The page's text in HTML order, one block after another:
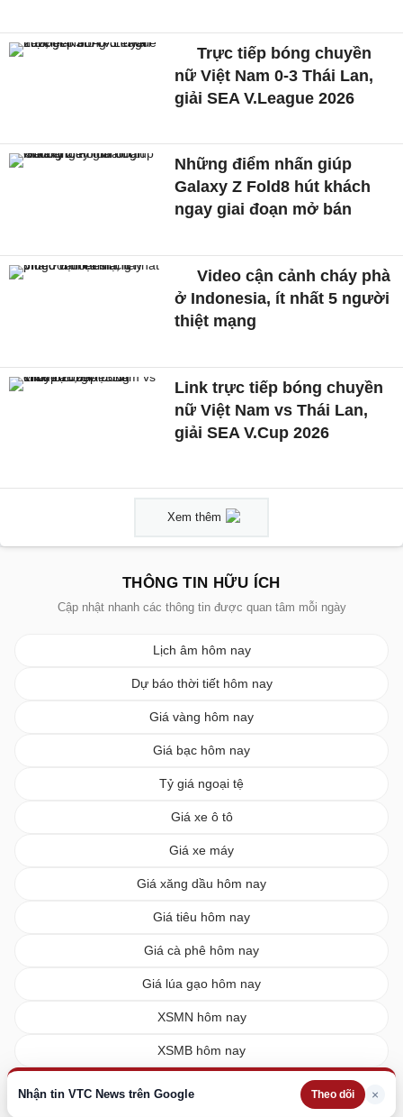
Nhận tin VTC News trên Google Theo dõi ×
Trực tiếp bóng chuyền
nữ Việt Nam 0-3 Thái Lan,
giải SEA V.League 2026
Những điểm nhấn giúp
Galaxy Z Fold8 hút khách
ngay giai đoạn mở bán
Video cận cảnh cháy phà
ở Indonesia, ít nhất 5 người
thiệt mạng
Link trực tiếp bóng chuyền
nữ Việt Nam vs Thái Lan,
giải SEA V.Cup 2026
Xem thêm
THÔNG TIN HỮU ÍCH
Cập nhật nhanh các thông tin được quan tâm mỗi ngày
Lịch âm hôm nay
Dự báo thời tiết hôm nay
Giá vàng hôm nay
Giá bạc hôm nay
Tỷ giá ngoại tệ
Giá xe ô tô
Giá xe máy
Giá xăng dầu hôm nay
Giá tiêu hôm nay
Giá cà phê hôm nay
Giá lúa gạo hôm nay
XSMN hôm nay
XSMB hôm nay